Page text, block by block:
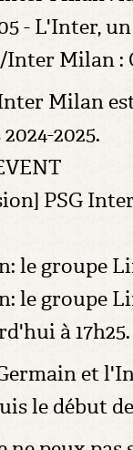
- L'Inter,
Inter Milan
Milan
2025.
PSG Inter
le groupe
le groupe
à 17h25.
et
le début